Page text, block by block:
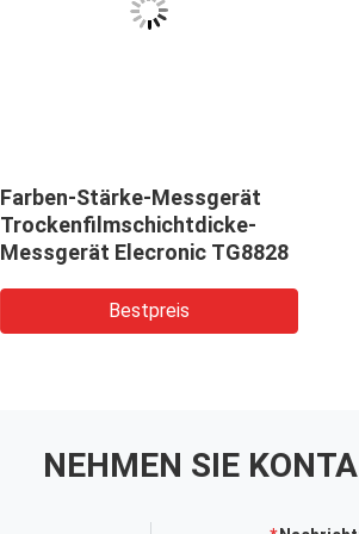
Farben-Stärke-Messgerät
Trockenfilmschichtdicke-
Messgerät Elecronic TG8828
Bestpreis
NEHMEN SIE